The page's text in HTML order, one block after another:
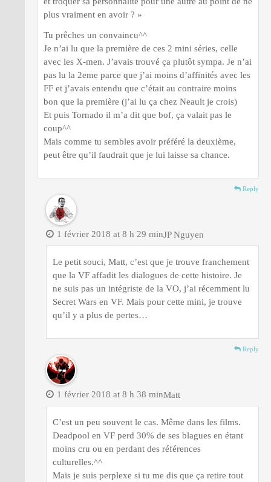
plus vraiment en avoir ? »
Tu prêches un convaincu^^
Je n’ai lu que la première de ces 2 mini séries, celle
avec les X-men. J’avais trouvé ça plutôt sympa. Je n’ai
pas lu la 2eme parce que j’ai moins d’affinités avec les
FF et j’avais entendu que c’était au contraire moins
bon que la première (j’ai lu ça chez Neault je crois)
Et puis Tornado il m’a dit que bof, ça valait pas le
coup^^
Mais comme tu sembles avoir préféré la deuxième,
peut être qu’il faudrait que je lui laisse sa chance.
Reply
JP Nguyen
1 février 2018 at 8 h 29 min
Le petit souci, Matt, c’est que je trouve franchement
que la VF affadit les dialogues de cette histoire. Je
ne suis pas un intégriste de la VO, j’ai récemment lu
Secret Wars en VF. Mais pour cette mini, je trouve
qu’il y a plus de pertes…
Reply
Matt
1 février 2018 at 8 h 38 min
C’est un peu souvent le cas. Même dans les films.
Deadpool en VF perd 30% de ses blagues en étant
moins cru ou en perdant des références
culturelles.^^
Mais je suis perplexe si tu me dis que ça retire tout